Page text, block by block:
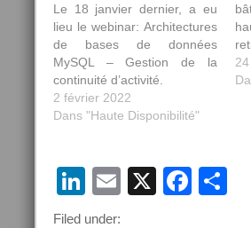
Le 18 janvier dernier, a eu
lieu le webinar: Architectures
de bases de données
MySQL – Gestion de la
continuité d’activité.
2 février 2022
Dans "Haute Disponibilité"
LinkedIn
Email
X
Filed under: